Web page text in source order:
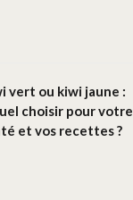
vert ou kiwi jaune :
choisir pour votre
et vos recettes ?